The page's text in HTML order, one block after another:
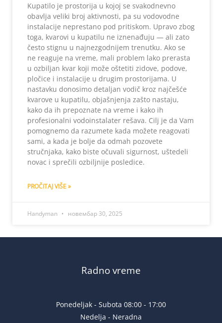
Kupatilo je prostorija u kojoj se svakodnevno
obavlja veliki broj aktivnosti, pa su vodovodne
instalacije neprestano pod pritiskom. Upravo zbog
toga, kvarovi u kupatilu ne iznenađuju — ali zato
često stignu u najnezgodnijem trenutku. Ako se
ne reaguje na vreme, mali problem lako prerasta
u ozbiljan kvar koji može oštetiti zidove, podove,
pločice i instalacije u drugim prostorijama. U
nastavku donosimo detaljan vodič kroz najčešće
kvarove u kupatilu, objašnjenja zašto nastaju,
kako da ih prepoznate na vreme i kako ih
profesionalni vodoinstalater rešava. Cilj je da Vam
pomognemo da razumete kada možete reagovati
sami, a kada je bolje da odmah pozovete
stručnjaka, kako biste očuvali sigurnost, uštedeli
novac i sprečili ozbiljnije posledice.
PROČITAJ VIŠE »
Handyman новембар 30, 2025
Radno vreme
Ponedeljak - Subota 08:00 - 17:00
Nedelja - Neradna